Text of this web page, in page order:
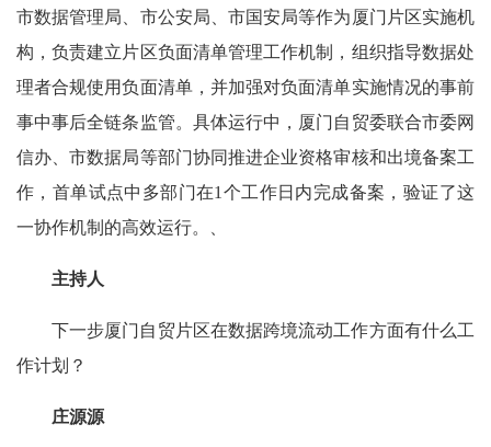
市数据管理局、市公安局、市国安局等作为厦门片区实施机
构，负责建立片区负面清单管理工作机制，组织指导数据处
理者合规使用负面清单，并加强对负面清单实施情况的事前
事中事后全链条监管。具体运行中，厦门自贸委联合市委网
信办、市数据局等部门协同推进企业资格审核和出境备案工
作，首单试点中多部门在1个工作日内完成备案，验证了这
一协作机制的高效运行。、
主持人
下一步厦门自贸片区在数据跨境流动工作方面有什么工
作计划？
庄源源